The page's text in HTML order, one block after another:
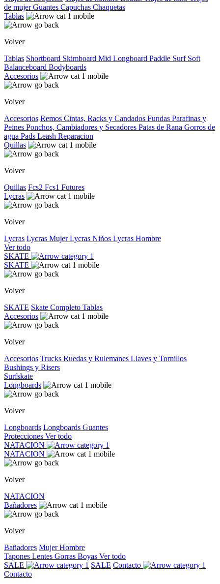
de mujerGuantes Capuchas Chaquetas
Tablas
Volver
Tablas Shortboard Skimboard Mid Longboard Paddle Surf Soft
Balanceboard Bodyboards
Accesorios
Volver
Accesorios Remos Cintas, Racks y Candados Fundas Parafinas y
Peines Ponchos, Cambiadores y Secadores Patas de Rana Gorros de
agua Pads Leash Reparacion
Quillas
Volver
Quillas Fcs2 Fcs1 Futures
Lycras
Volver
Lycras Lycras MujerLycras Niños Lycras Hombre
Ver todo
SKATE
SKATE
Volver
SKATE Skate Completo Tablas
Accesorios
Volver
Accesorios Trucks Ruedas y Rulemanes Llaves y Tornillos
Bushings y Risers
Surfskate
Longboards
Volver
Longboards Longboards Guantes
Protecciones Ver todo
NATACION
NATACION
Volver
NATACION
Bañadores
Volver
Bañadores MujerHombre
Tapones Lentes Gorras Boyas Ver todo
SALE
SALE Contacto
Contacto